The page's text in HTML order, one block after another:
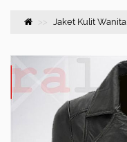
Jaket Kulit Wanita